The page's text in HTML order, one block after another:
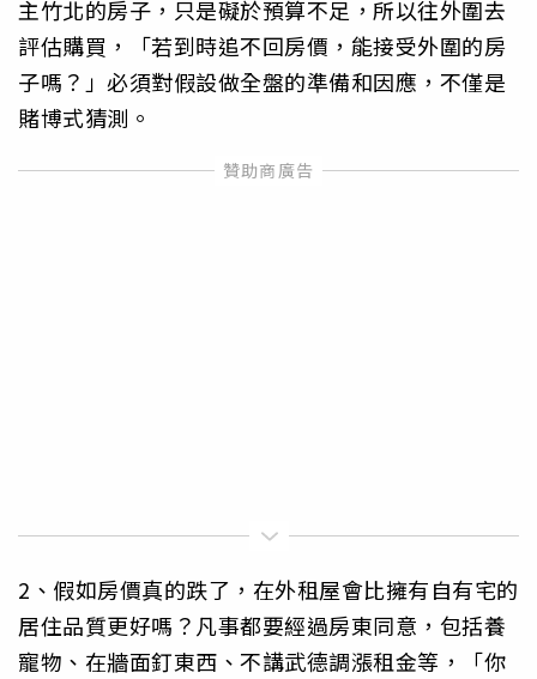
主竹北的房子，只是礙於預算不足，所以往外圍去
評估購買，「若到時追不回房價，能接受外圍的房
子嗎？」必須對假設做全盤的準備和因應，不僅是
賭博式猜測。
2、假如房價真的跌了，在外租屋會比擁有自有宅的
居住品質更好嗎？凡事都要經過房東同意，包括養
寵物、在牆面釘東西、不講武德調漲租金等，「你